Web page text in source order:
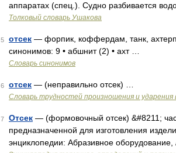
аппаратах (спец.). Судно разбивается
Толковый словарь Ушакова
5 отсек — форпик, коффердам, танк,
синонимов: 9 • абшнит (2) • ахт …
Словарь синонимов
6 отсек — (неправильно отсек) …
Словарь трудностей произношения и ударения
7 Отсек — (формовочный отсек) &#8211;
предназначенной для изготовления
энциклопедии: Абразивное оборудование,